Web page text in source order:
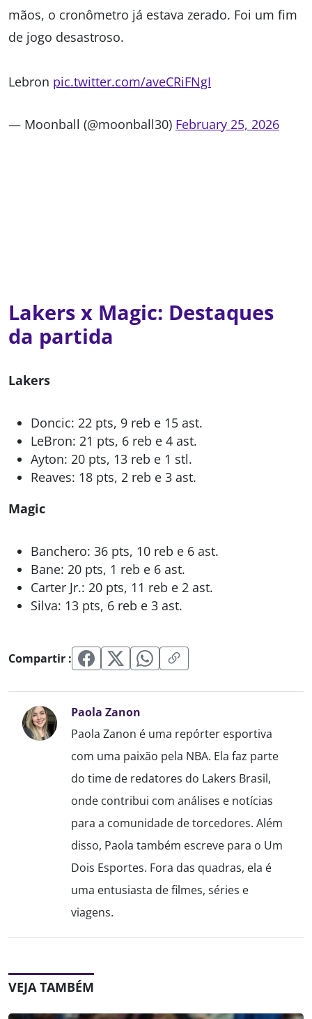
mãos, o cronômetro já estava zerado. Foi um fim
de jogo desastroso.
Lebron pic.twitter.com/aveCRiFNgI
— Moonball (@moonball30) February 25, 2026
Lakers x Magic: Destaques
da partida
Lakers
Doncic: 22 pts, 9 reb e 15 ast.
LeBron: 21 pts, 6 reb e 4 ast.
Ayton: 20 pts, 13 reb e 1 stl.
Reaves: 18 pts, 2 reb e 3 ast.
Magic
Banchero: 36 pts, 10 reb e 6 ast.
Bane: 20 pts, 1 reb e 6 ast.
Carter Jr.: 20 pts, 11 reb e 2 ast.
Silva: 13 pts, 6 reb e 3 ast.
Compartir :
Paola Zanon
Paola Zanon é uma repórter esportiva
com uma paixão pela NBA. Ela faz parte
do time de redatores do Lakers Brasil,
onde contribui com análises e notícias
para a comunidade de torcedores. Além
disso, Paola também escreve para o Um
Dois Esportes. Fora das quadras, ela é
uma entusiasta de filmes, séries e
viagens.
VEJA TAMBÉM